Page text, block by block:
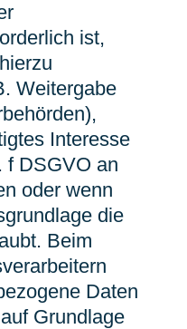
ist,
Weitergabe
Interesse
f DSGVO an
oder wenn
die
Beim
Daten
Grundlage